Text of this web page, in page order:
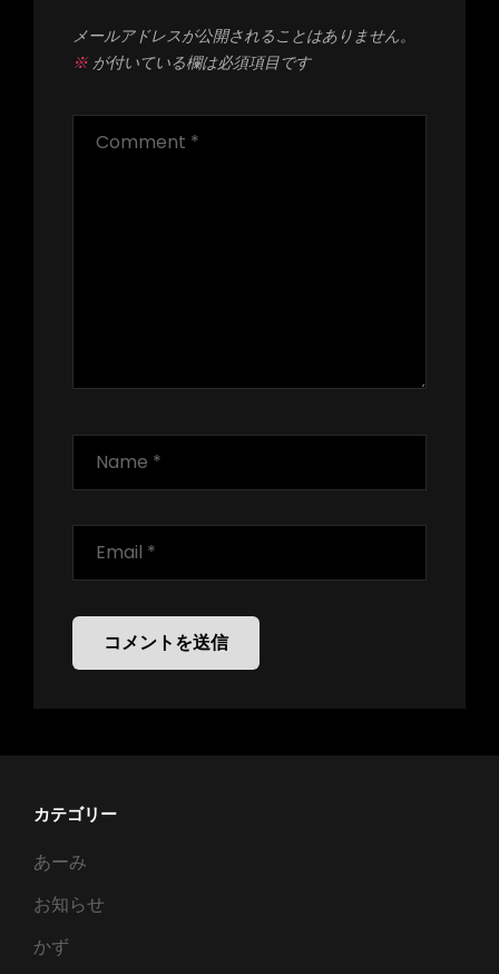
メールアドレスが公開されることはありません。
※が付いている欄は必須項目です
カテゴリー
あーみ
お知らせ
かず